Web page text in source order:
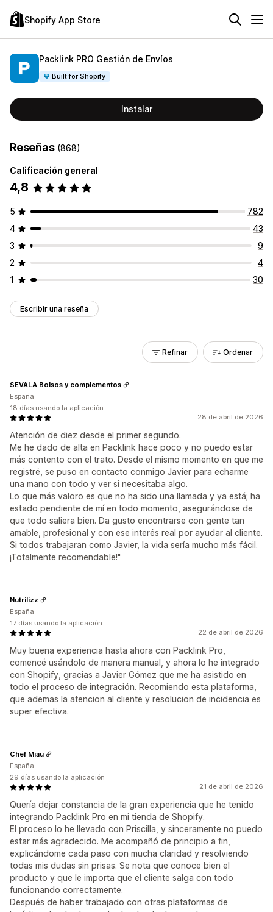
Shopify App Store
Packlink PRO Gestión de Envíos
Built for Shopify
Instalar
Reseñas (868)
Calificación general
4,8
5
782
4
43
3
9
2
4
1
30
Escribir una reseña
Refinar Ordenar
28 de abril de 2026
Atención de diez desde el primer segundo.
Me he dado de alta en Packlink hace poco y no puedo estar
más contento con el trato. Desde el mismo momento en que me
registré, se puso en contacto conmigo Javier para echarme
una mano con todo y ver si necesitaba algo.
Lo que más valoro es que no ha sido una llamada y ya está; ha
estado pendiente de mí en todo momento, asegurándose de
que todo saliera bien. Da gusto encontrarse con gente tan
amable, profesional y con ese interés real por ayudar al cliente.
Si todos trabajaran como Javier, la vida sería mucho más fácil.
¡Totalmente recomendable!"
SEVALA Bolsos y complementos
España
18 días usando la aplicación
22 de abril de 2026
Muy buena experiencia hasta ahora con Packlink Pro,
comencé usándolo de manera manual, y ahora lo he integrado
con Shopify, gracias a Javier Gómez que me ha asistido en
todo el proceso de integración. Recomiendo esta plataforma,
que ademas la atencion al cliente y resolucion de incidencia es
super efectiva.
Nutrilizz
España
17 días usando la aplicación
21 de abril de 2026
Quería dejar constancia de la gran experiencia que he tenido
integrando Packlink Pro en mi tienda de Shopify.
El proceso lo he llevado con Priscilla, y sinceramente no puedo
estar más agradecido. Me acompañó de principio a fin,
explicándome cada paso con mucha claridad y resolviendo
todas mis dudas sin prisas. Se nota que conoce bien el
producto y que le importa que el cliente salga con todo
funcionando correctamente.
Después de haber trabajado con otras plataformas de
Chef Miau
España
29 días usando la aplicación